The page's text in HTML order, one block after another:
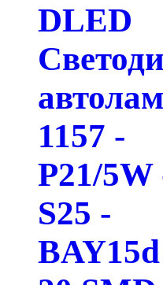
DLED
1157 -
P21/5W
S25 -